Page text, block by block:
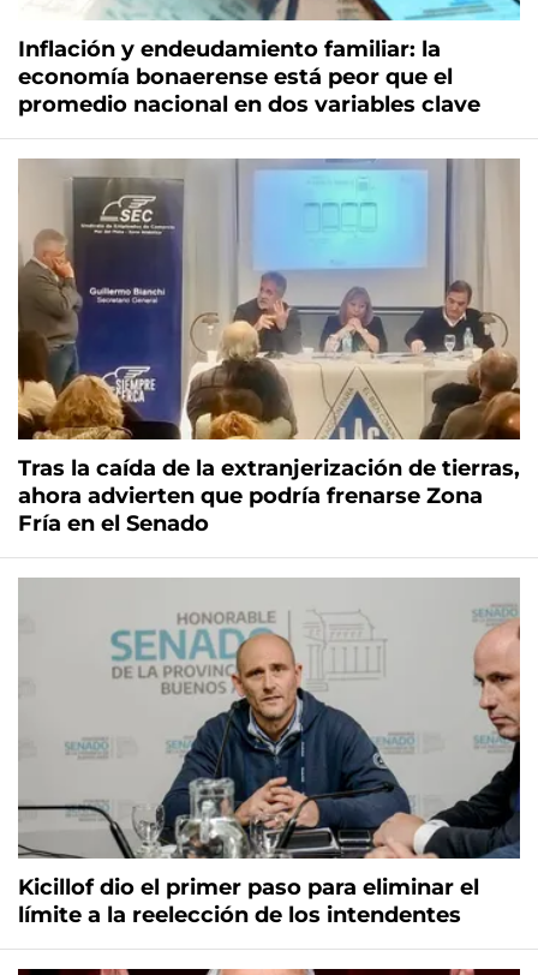
Inflación y endeudamiento familiar: la
economía bonaerense está peor que el
promedio nacional en dos variables clave
Tras la caída de la extranjerización de tierras,
ahora advierten que podría frenarse Zona
Fría en el Senado
Kicillof dio el primer paso para eliminar el
límite a la reelección de los intendentes